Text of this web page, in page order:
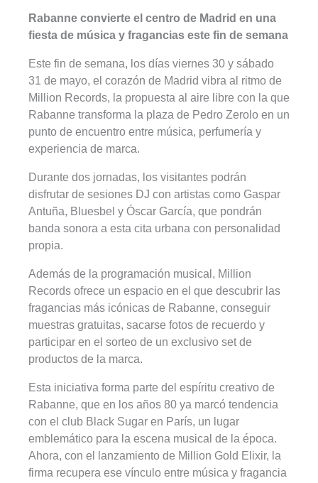
Rabanne convierte el centro de Madrid en una
fiesta de música y fragancias este fin de semana
Este fin de semana, los días viernes 30 y sábado
31 de mayo, el corazón de Madrid vibra al ritmo de
Million Records, la propuesta al aire libre con la que
Rabanne transforma la plaza de Pedro Zerolo en un
punto de encuentro entre música, perfumería y
experiencia de marca.
Durante dos jornadas, los visitantes podrán
disfrutar de sesiones DJ con artistas como Gaspar
Antuña, Bluesbel y Óscar García, que pondrán
banda sonora a esta cita urbana con personalidad
propia.
Además de la programación musical, Million
Records ofrece un espacio en el que descubrir las
fragancias más icónicas de Rabanne, conseguir
muestras gratuitas, sacarse fotos de recuerdo y
participar en el sorteo de un exclusivo set de
productos de la marca.
Esta iniciativa forma parte del espíritu creativo de
Rabanne, que en los años 80 ya marcó tendencia
con el club Black Sugar en París, un lugar
emblemático para la escena musical de la época.
Ahora, con el lanzamiento de Million Gold Elixir, la
firma recupera ese vínculo entre música y fragancia